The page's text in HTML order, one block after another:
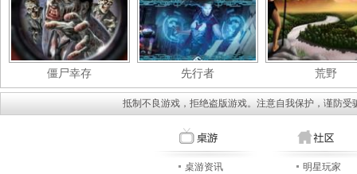
僵尸幸存 先行者 荒野
抵制不良游戏，拒绝盗版游戏。注意自我保护，谨防
桌游资讯
明星玩家